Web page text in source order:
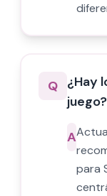
Q ¿Hay
juego?
A
para